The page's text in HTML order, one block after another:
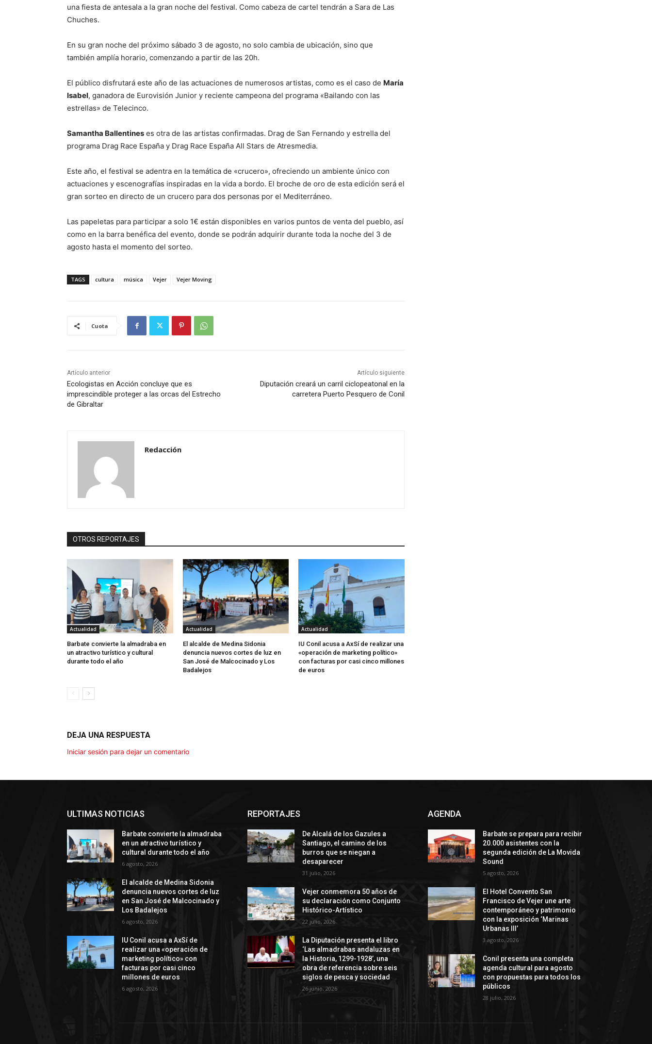
una fiesta de antesala a la gran noche del festival. Como cabeza de cartel tendrán a Sara de Las
Chuches.
En su gran noche del próximo sábado 3 de agosto, no solo cambia de ubicación, sino que
también amplía horario, comenzando a partir de las 20h.
El público disfrutará este año de las actuaciones de numerosos artistas, como es el caso de María
Isabel, ganadora de Eurovisión Junior y reciente campeona del programa «Bailando con las
estrellas» de Telecinco.
Samantha Ballentines es otra de las artistas confirmadas. Drag de San Fernando y estrella del
programa Drag Race España y Drag Race España All Stars de Atresmedia.
Este año, el festival se adentra en la temática de «crucero», ofreciendo un ambiente único con
actuaciones y escenografías inspiradas en la vida a bordo. El broche de oro de esta edición será el
gran sorteo en directo de un crucero para dos personas por el Mediterráneo.
Las papeletas para participar a solo 1€ están disponibles en varios puntos de venta del pueblo, así
como en la barra benéfica del evento, donde se podrán adquirir durante toda la noche del 3 de
agosto hasta el momento del sorteo.
TAGS cultura música Vejer Vejer Moving
Cuota
Artículo anterior
Ecologistas en Acción concluye que es
imprescindible proteger a las orcas del Estrecho
de Gibraltar
Artículo siguiente
Diputación creará un carril ciclopeatonal en la
carretera Puerto Pesquero de Conil
Redacción
OTROS REPORTAJES
Actualidad
Barbate convierte la almadraba en
un atractivo turístico y cultural
durante todo el año
Actualidad
El alcalde de Medina Sidonia
denuncia nuevos cortes de luz en
San José de Malcocinado y Los
Badalejos
Actualidad
IU Conil acusa a AxSí de realizar una
«operación de marketing político»
con facturas por casi cinco millones
de euros
DEJA UNA RESPUESTA
Iniciar sesión para dejar un comentario
ULTIMAS NOTICIAS
Barbate convierte la almadraba
en un atractivo turístico y
cultural durante todo el año
6 agosto, 2026
El alcalde de Medina Sidonia
denuncia nuevos cortes de luz
en San José de Malcocinado y
Los Badalejos
6 agosto, 2026
IU Conil acusa a AxSí de
realizar una «operación de
marketing político» con
facturas por casi cinco
millones de euros
6 agosto, 2026
REPORTAJES
De Alcalá de los Gazules a
Santiago, el camino de los
burros que se niegan a
desaparecer
31 julio, 2026
Vejer conmemora 50 años de
su declaración como Conjunto
Histórico-Artístico
22 julio, 2026
La Diputación presenta el libro
‘Las almadrabas andaluzas en
la Historia, 1299-1928’, una
obra de referencia sobre seis
siglos de pesca y sociedad
26 junio, 2026
AGENDA
Barbate se prepara para recibir
20.000 asistentes con la
segunda edición de La Movida
Sound
5 agosto, 2026
El Hotel Convento San
Francisco de Vejer une arte
contemporáneo y patrimonio
con la exposición ‘Marinas
Urbanas III’
3 agosto, 2026
Conil presenta una completa
agenda cultural para agosto
con propuestas para todos los
públicos
28 julio, 2026